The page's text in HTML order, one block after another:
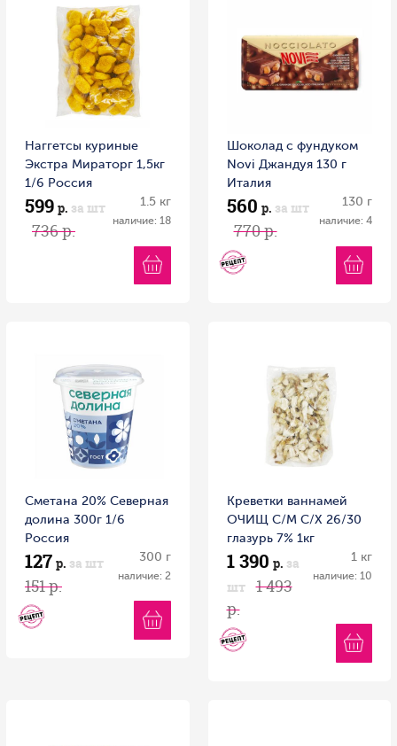
Наггетсы куриные
Экстра Мираторг 1,5кг
1/6 Россия
599 р. за шт
736 р.
1.5 кг
наличие: 18
Шоколад с фундуком
Novi Джандуя 130 г
Италия
560 р. за шт
770 р.
130 г
наличие: 4
Сметана 20% Северная
долина 300г 1/6
Россия
127 р. за шт
151 р.
300 г
наличие: 2
Креветки ваннамей
ОЧИЩ С/М С/Х 26/30
глазурь 7% 1кг
1 390 р. за
шт
1 493
р.
1 кг
наличие: 10